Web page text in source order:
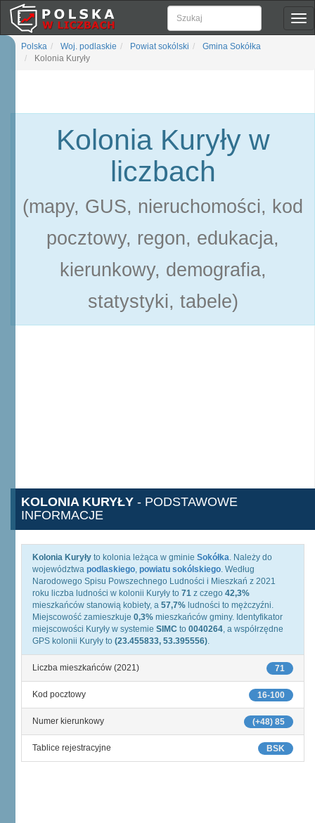
Polska Woj. podlaskie Powiat sokólski
Gmina Sokółka
Kolonia Kuryły
Kolonia Kuryły w
liczbach
(mapy, GUS, nieruchomości, kod
pocztowy, regon, edukacja,
kierunkowy, demografia,
statystyki, tabele)
KOLONIA KURYŁY - PODSTAWOWE
INFORMACJE
Kolonia Kuryły to kolonia leżąca w gminie Sokółka. Należy do
województwa podlaskiego, powiatu sokólskiego. Według
Narodowego Spisu Powszechnego Ludności i Mieszkań z 2021
roku liczba ludności w kolonii Kuryły to 71 z czego 42,3%
mieszkańców stanowią kobiety, a 57,7% ludności to mężczyźni.
Miejscowość zamieszkuje 0,3% mieszkańców gminy. Identyfikator
miejscowości Kuryły w systemie SIMC to 0040264, a współrzędne
GPS kolonii Kuryły to (23.455833, 53.395556).
71
Liczba mieszkańców (2021)
16-100
Kod pocztowy
(+48) 85
Numer kierunkowy
BSK
Tablice rejestracyjne